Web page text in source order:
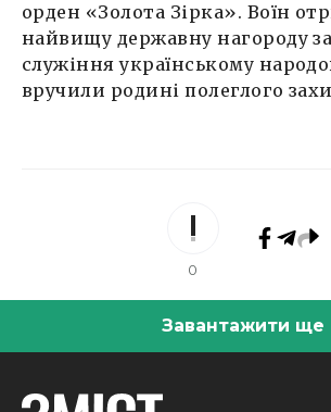
орден «Золота Зірка». Воїн
найвищу державну нагороду
служіння українському
вручили родині полеглого
0
Завантажити ще